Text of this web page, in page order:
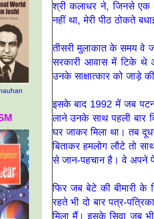
श्री कलाधर ने, जिनसे एक
नहीं था, मेरी पीठ ठोकते
तीसरी मुलाकात के समय वे
सरकारी आवास में टिके थे
उनके साक्षात्‍कार को जाड़े
इसके बाद 1992 में जब
लाने उनके साथ पहली बार
घर जाकर मिला था। तब
बिताकर हमलोग लौटे तो
से जान-पहचान है। वे
फिर जब बेटे की बीमारी के
रहते भी दो बार पत्र-
मिला मैं। इसके सिवा जब